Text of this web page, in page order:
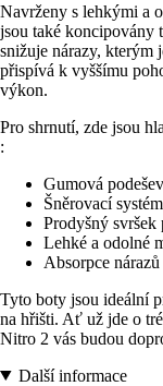
Navrženy s lehkými a
jsou také koncipovány
snižuje nárazy, kterým
přispívá k vyššímu
výkon.
Pro shrnutí, zde jsou
:
Gumová
Šněrovací
Prodyšný svršek
Lehké a odolné
Absorpce
Tyto boty jsou ideální
na hřišti. Ať už jde o
Nitro 2 vás budou
Další informace